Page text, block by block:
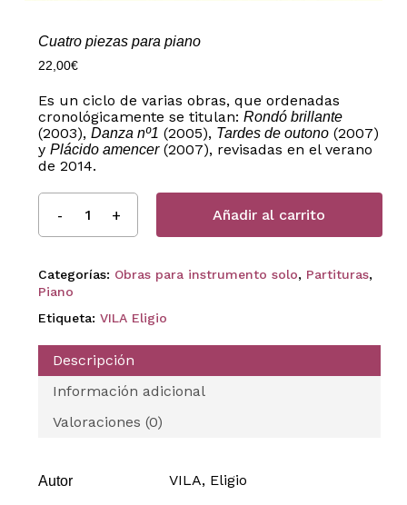
Cuatro piezas para piano
22,00€
Es un ciclo de varias obras, que ordenadas
cronológicamente se titulan: Rondó brillante
(2003), Danza nº1 (2005), Tardes de outono(2007)
y Plácido amencer(2007), revisadas en el verano
de 2014.
Añadir al carrito
Categorías: Obras para instrumento solo, Partituras,
Piano
Etiqueta: VILA Eligio
Descripción
Información adicional
Valoraciones (0)
Autor VILA, Eligio